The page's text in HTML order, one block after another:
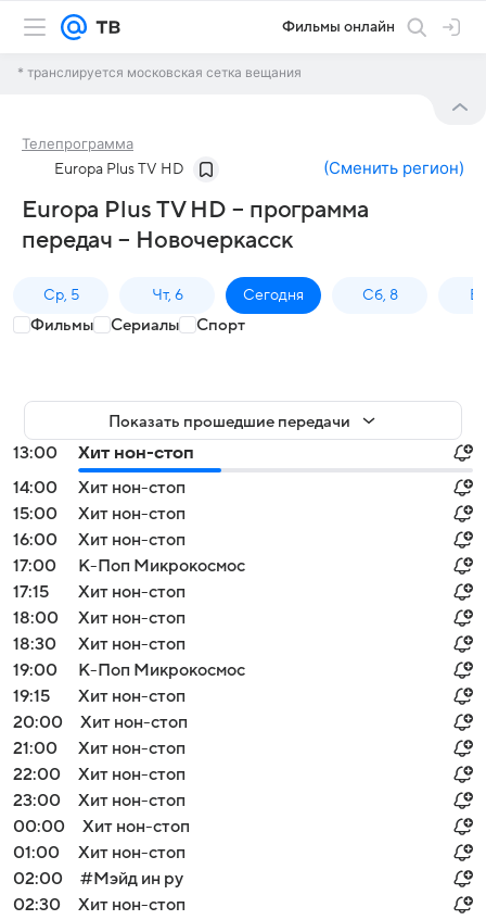
Фильмы онлайн
* транслируется московская сетка вещания
Телепрограмма
Europa Plus TV HD (Сменить регион)
Europa Plus TV HD – программа
передач – Новочеркасск
Ср, 5 Чт, 6 Сегодня Сб, 8
Фильмы Сериалы Спорт
Показать прошедшие передачи
13:00
Хит нон-стоп
14:00
Хит нон-стоп
15:00
Хит нон-стоп
16:00
Хит нон-стоп
17:00
К-Поп Микрокосмос
17:15
Хит нон-стоп
18:00
Хит нон-стоп
18:30
Хит нон-стоп
19:00
К-Поп Микрокосмос
19:15
Хит нон-стоп
20:00
Хит нон-стоп
21:00
Хит нон-стоп
22:00
Хит нон-стоп
23:00
Хит нон-стоп
00:00
Хит нон-стоп
01:00
Хит нон-стоп
02:00
#Мэйд ин ру
02:30
Хит нон-стоп